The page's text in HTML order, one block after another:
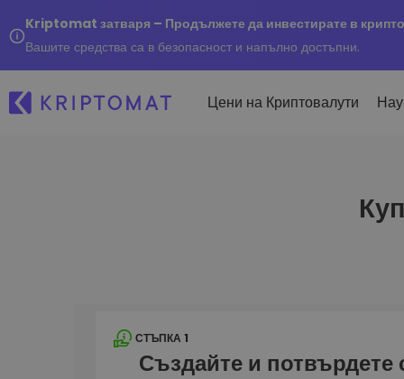
Kriptomat затваря – Продължете да инвестирате в
Вашите средства са в безопасност и напълно достъпни.
Цени на Криптовалути
Купуване и
в криптовалути
СТЪПКА 1
Създайте и потвърдете